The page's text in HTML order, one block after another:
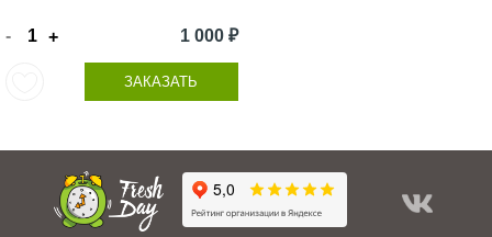
- + 1 000 ₽
ЗАКАЗАТЬ